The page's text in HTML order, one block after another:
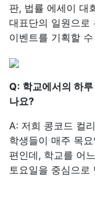
판, 법률 에세이 대
대표단의 일원으로
이벤트를 기획할
Q: 학교에서의 하
나요?
A: 저희 콩코드 컬
학생들이 매주 목
편인데, 학교를 어
토요일을 중심으로